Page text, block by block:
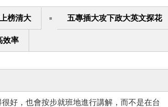
榜清大 五專插大攻下政大英文探花
效率
很好，也會按步就班地進行講解，而不是在台